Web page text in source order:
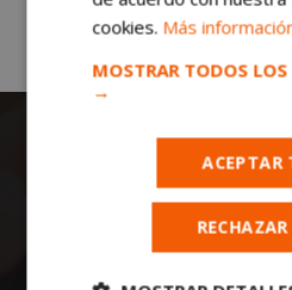
cookies. Más
MOSTRAR TODOS
→
ACEPTAR